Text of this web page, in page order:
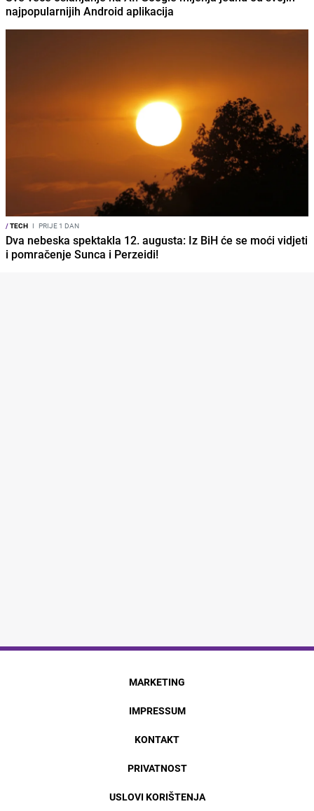
najpopularnijih Android aplikacija
/TECH I PRIJE 1 DAN
Dva nebeska spektakla 12. augusta: Iz BiH će se moći vidjeti
i pomračenje Sunca i Perzeidi!
MARKETING
IMPRESSUM
KONTAKT
PRIVATNOST
USLOVI KORIŠTENJA